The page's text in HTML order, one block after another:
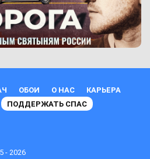
ОБОИ О НАС
КАРЬЕРА
ПОДДЕРЖАТЬ СПАС
- 2026